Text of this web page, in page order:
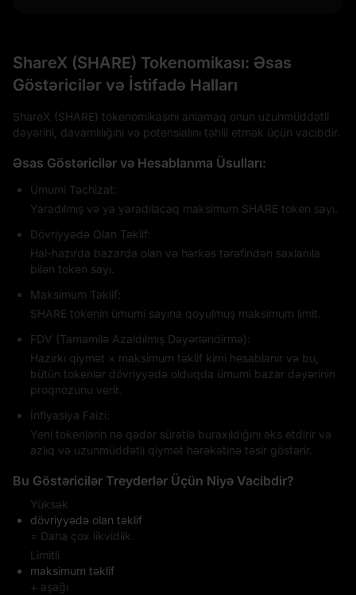
ShareX (SHARE) Tokenomikası: Əsas
Göstəricilər və İstifadə Halları
ShareX (SHARE) tokenomikasını anlamaq onun uzunmüddətli
dəyərini, davamlılığını və potensialını təhlil etmək üçün vacibdir.
Əsas Göstəricilər və Hesablanma Üsulları:
Ümumi Təchizat:
Yaradılmış və ya yaradılacaq maksimum SHARE token sayı.
Dövriyyədə Olan Təklif:
Hal-hazırda bazarda olan və hərkəs tərəfindən saxlanıla
bilən token sayı.
Maksimum Təklif:
SHARE tokenin ümumi sayına qoyulmuş maksimum limit.
FDV (Tamamilə Azaldılmış Dəyərləndirmə):
Hazırkı qiymət × maksimum təklif kimi hesablanır və bu,
bütün tokenlər dövriyyədə olduqda ümumi bazar dəyərinin
proqnozunu verir.
İnflyasiya Faizi:
Yeni tokenlərin nə qədər sürətlə buraxıldığını əks etdirir və
azlıq və uzunmüddətli qiymət hərəkətinə təsir göstərir.
Bu Göstəricilər Treyderlər Üçün Niyə Vacibdir?
Yüksək
dövriyyədə olan təklif
= Daha çox likvidlik.
Limitli
maksimum təklif
+ aşağı